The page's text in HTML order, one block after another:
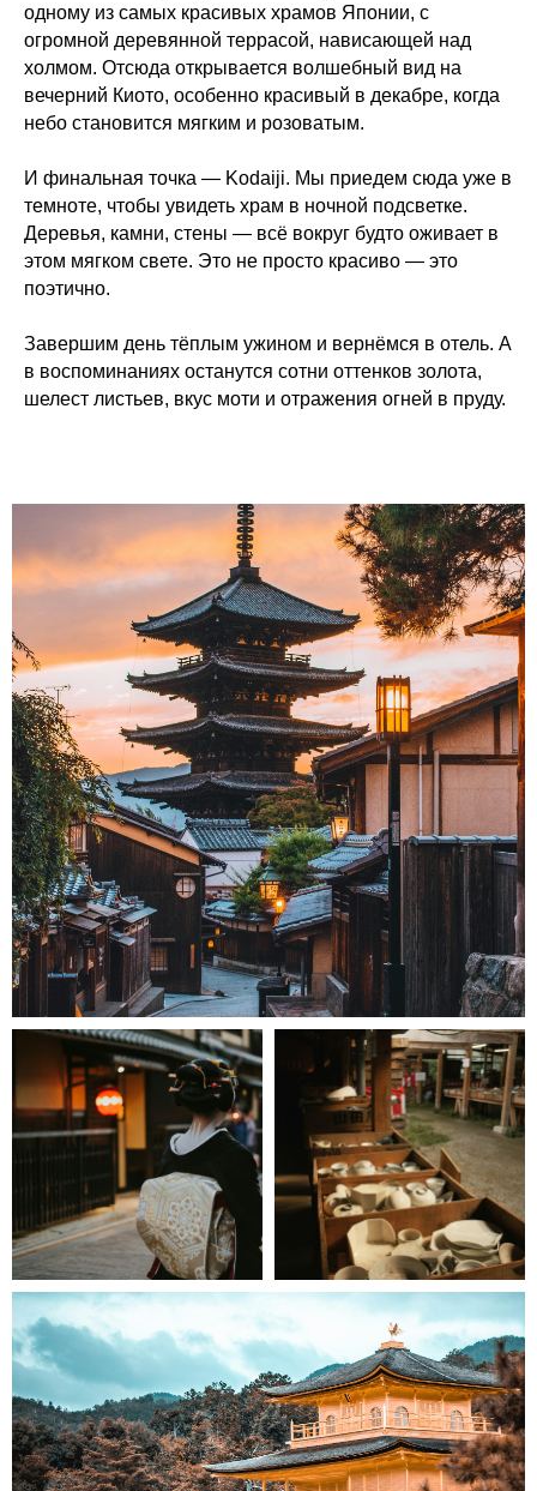
одному из самых красивых храмов Японии, с
огромной деревянной террасой, нависающей над
холмом. Отсюда открывается волшебный вид на
вечерний Киото, особенно красивый в декабре, когда
небо становится мягким и розоватым.
И финальная точка — Kodaiji. Мы приедем сюда уже в
темноте, чтобы увидеть храм в ночной подсветке.
Деревья, камни, стены — всё вокруг будто оживает в
этом мягком свете. Это не просто красиво — это
поэтично.
Завершим день тёплым ужином и вернёмся в отель. А
в воспоминаниях останутся сотни оттенков золота,
шелест листьев, вкус моти и отражения огней в пруду.